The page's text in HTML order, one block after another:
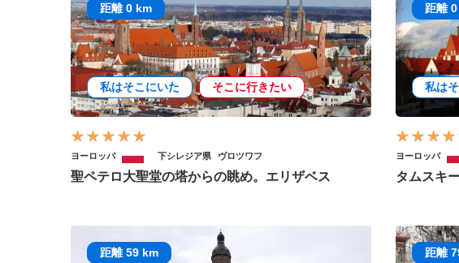
距離 0 km
私はそこにいた そこに行きたい
ヨーロッパ 下シレジア県 ヴロツワフ
聖ペテロ大聖堂の塔からの眺め。エリザベス
距離
私は
ヨーロッパ
タムスキ
距離 59 km 距離